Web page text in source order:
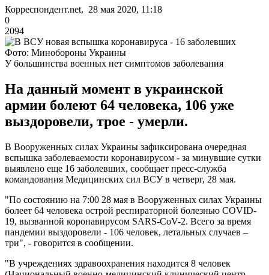
Корреспондент.net, 28 мая 2020, 11:18
0
2094
Фото: Минобороны Украины
У большинства военных нет симптомов заболевания
На данный момент в украинской
армии болеют 64 человека, 106 уже
выздоровели, трое - умерли.
В Вооруженных силах Украины зафиксирована очередная
вспышка заболеваемости коронавирусом - за минувшие сутки
выявлено еще 16 заболевших, сообщает пресс-служба
командования Медицинских сил ВСУ в четверг, 28 мая.
"По состоянию на 7:00 28 мая в Вооруженных силах Украины
болеет 64 человека острой респираторной болезнью COVID-
19, вызванной коронавирусом SARS-CoV-2. Всего за время
пандемии выздоровели - 106 человек, летальных случаев –
три", - говорится в сообщении.
"В учреждениях здравоохранения находится 8 человек